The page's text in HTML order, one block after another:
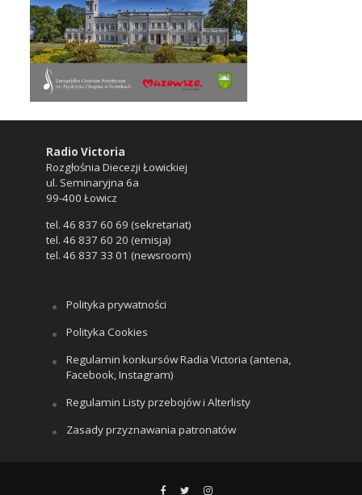
Radio Victoria
Rozgłośnia Diecezji Łowickiej
ul. Seminaryjna 6a
99-400 Łowicz
tel. 46 837 60 69 (sekretariat)
tel. 46 837 60 20 (emisja)
tel. 46 837 33 01 (newsroom)
Polityka prywatności
Polityka Cookies
Regulamin konkursów Radia Victoria (antena,
Facebook, Instagram)
Regulamin Listy przebojów i Alterlisty
Zasady przyznawania patronatów